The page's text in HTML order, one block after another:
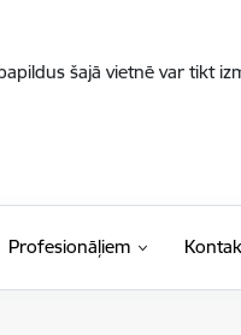
šajā vietnē var tikt
Profesionāļiem